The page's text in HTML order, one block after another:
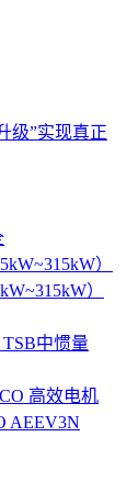
级”实现真正
）
）
中惯量
高效电机
AEEV3N